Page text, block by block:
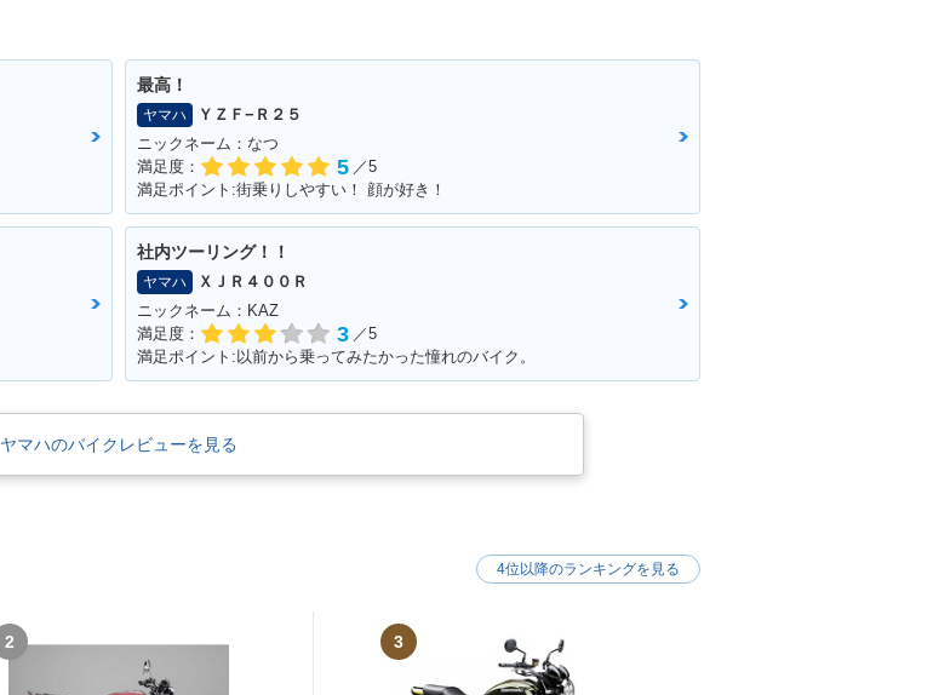
最高！
ヤマハ
ＹＺＦ−Ｒ２５
ニックネーム：なつ
満足度：
5 ／5
満足ポイント:街乗りしやすい！ 顔が好き！
社内ツーリング！！
ヤマハ
ＸＪＲ４００Ｒ
ニックネーム：KAZ
満足度：
3 ／5
満足ポイント:以前から乗ってみたかった憧れのバイク。
ヤマハのバイクレビューを見る
2 3
4位以降のランキングを見る